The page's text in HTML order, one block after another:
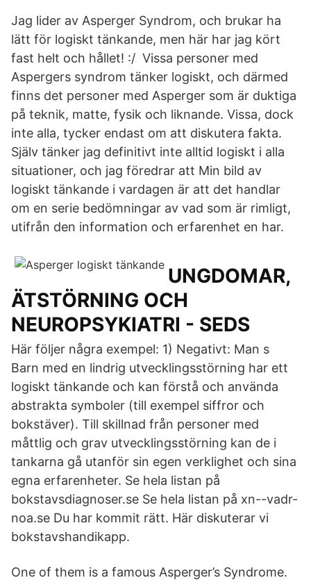
Jag lider av Asperger Syndrom, och brukar ha
lätt för logiskt tänkande, men här har jag kört
fast helt och hållet! :/ Vissa personer med
Aspergers syndrom tänker logiskt, och därmed
finns det personer med Asperger som är duktiga
på teknik, matte, fysik och liknande. Vissa, dock
inte alla, tycker endast om att diskutera fakta.
Själv tänker jag definitivt inte alltid logiskt i alla
situationer, och jag föredrar att Min bild av
logiskt tänkande i vardagen är att det handlar
om en serie bedömningar av vad som är rimligt,
utifrån den information och erfarenhet en har.
UNGDOMAR,
ÄTSTÖRNING OCH
NEUROPSYKIATRI - SEDS
Här följer några exempel: 1) Negativt: Man s
Barn med en lindrig utvecklingsstörning har ett
logiskt tänkande och kan förstå och använda
abstrakta symboler (till exempel siffror och
bokstäver). Till skillnad från personer med
måttlig och grav utvecklingsstörning kan de i
tankarna gå utanför sin egen verklighet och sina
egna erfarenheter. Se hela listan på
bokstavsdiagnoser.se Se hela listan på xn--vadr-
noa.se Du har kommit rätt. Här diskuterar vi
bokstavshandikapp.
One of them is a famous Asperger’s Syndrome.